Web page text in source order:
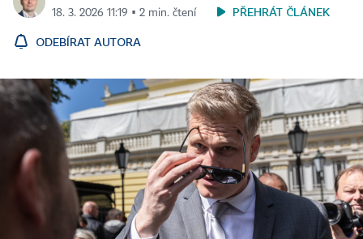
18. 3. 2026 11:19 ▪ 2 min. čtení
PŘEHRÁT ČLÁNEK
ODEBÍRAT AUTORA